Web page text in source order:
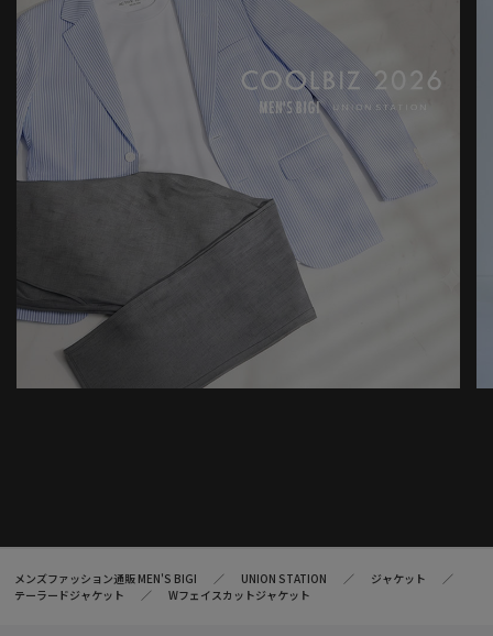
メンズファッション通販 MEN'S BIGI UNION STATION
ジャケット
テーラードジャケット
Wフェイスカットジャケット